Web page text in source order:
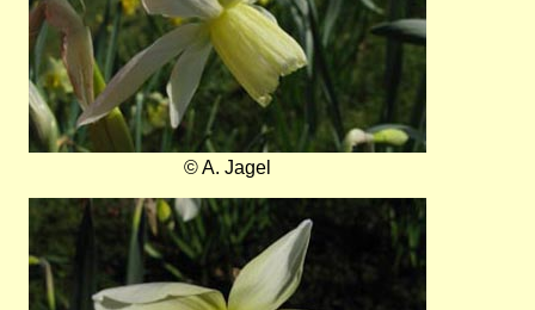
© A. Jagel
Bild